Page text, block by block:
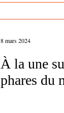
À la une
phares du
8 mars 2024